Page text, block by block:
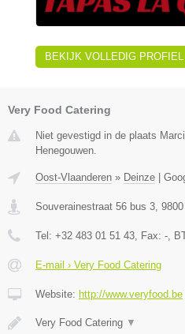
BEKIJK VOLLEDIG PROFIEL
Very Food Catering
Niet gevestigd in de plaats
Henegouwen.
Oost-Vlaanderen » Deinze
Souverainestraat 56 bus 3, 9800
Tel: +32 483 01 51 43, Fax: -,
E-mail › Very Food Catering
Website: http://www.veryfood.be
Very Food Catering ▼